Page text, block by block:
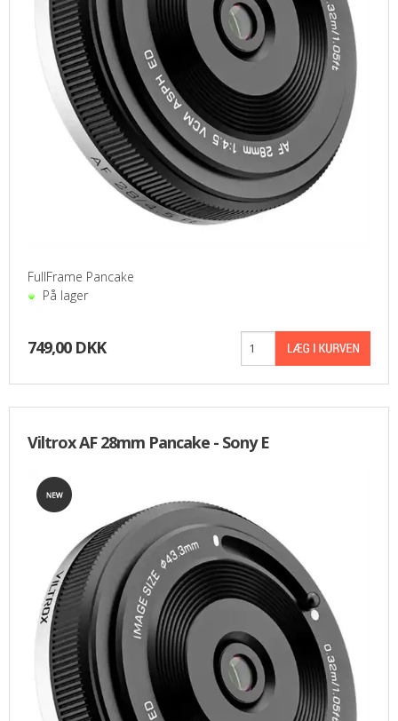
FullFrame Pancake
På lager
749,00 DKK
Viltrox AF 28mm Pancake - Sony E